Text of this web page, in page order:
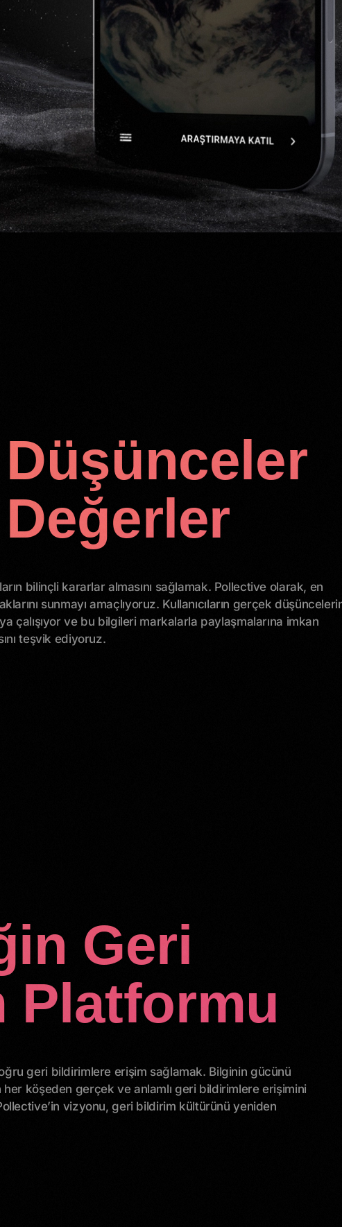
bilinçli kararlar almasını sağlamak. Pollective olarak, en
sunmayı amaçlıyoruz. Kullanıcıların gerçek
çalışıyor ve bu bilgileri markalarla paylaşmalarına imkan
teşvik ediyoruz.
Geri
Platformu
geri bildirimlere erişim sağlamak. Bilginin gücünü
köşeden gerçek ve anlamlı geri bildirimlere erişimini
vizyonu, geri bildirim kültürünü yeniden